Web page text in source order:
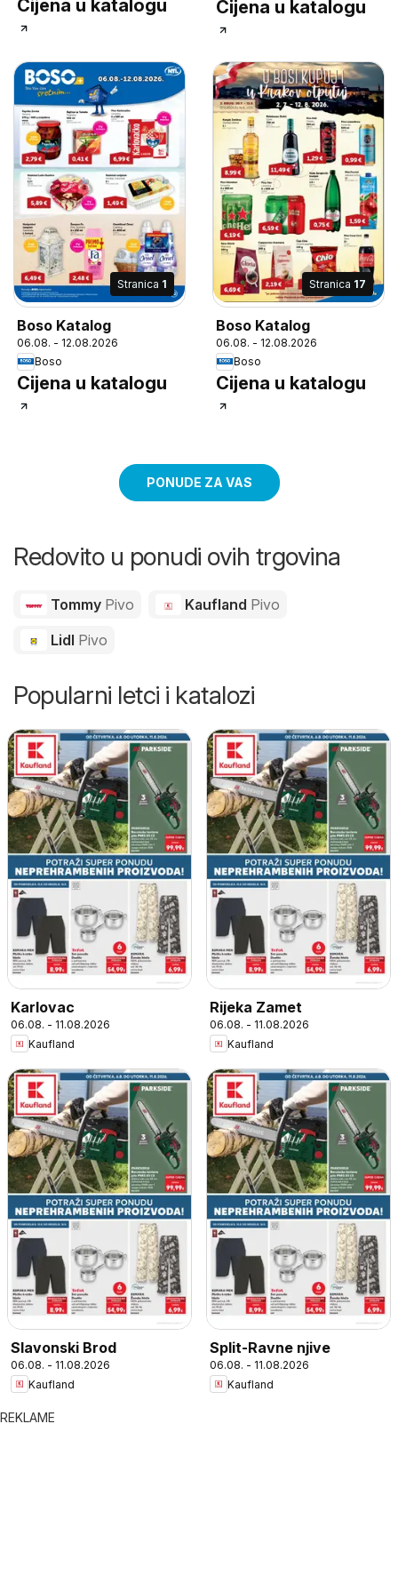
Cijena u katalogu Cijena u katalogu
Stranica 1
Boso Katalog
06.08. - 12.08.2026
Boso
Cijena u katalogu
Stranica 17
Boso Katalog
06.08. - 12.08.2026
Boso
Cijena u katalogu
PONUDE ZA VAS
Redovito u ponudi ovih trgovina
Tommy Pivo Kaufland Pivo
Lidl Pivo
Popularni letci i katalozi
Karlovac
06.08. - 11.08.2026
Kaufland
Rijeka Zamet
06.08. - 11.08.2026
Kaufland
Slavonski Brod
06.08. - 11.08.2026
Kaufland
Split-Ravne njive
06.08. - 11.08.2026
Kaufland
REKLAME